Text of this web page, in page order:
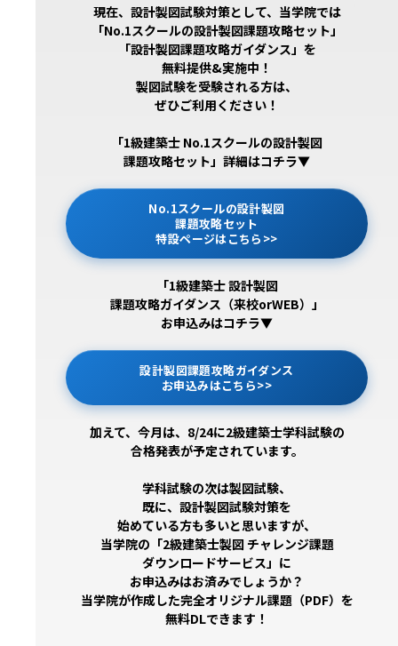
現在、設計製図試験対策として、当学院では
「No.1スクールの設計製図課題攻略セット」
「設計製図課題攻略ガイダンス」を
無料提供&実施中！
製図試験を受験される方は、
ぜひご利用ください！
「1級建築士 No.1スクールの設計製図
課題攻略セット」詳細はコチラ▼
No.1スクールの設計製図
課題攻略セット
特設ページはこちら>>
「1級建築士 設計製図
課題攻略ガイダンス（来校orWEB）」
お申込みはコチラ▼
設計製図課題攻略ガイダンス
お申込みはこちら>>
加えて、今月は、8/24に2級建築士学科試験の
合格発表が予定されています。
学科試験の次は製図試験、
既に、設計製図試験対策を
始めている方も多いと思いますが、
当学院の「2級建築士製図 チャレンジ課題
ダウンロードサービス」に
お申込みはお済みでしょうか？
当学院が作成した完全オリジナル課題（PDF）を
無料DLできます！